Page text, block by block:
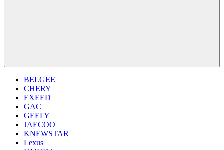
BELGEE
CHERY
EXEED
GAC
GEELY
JAECOO
KNEWSTAR
Lexus